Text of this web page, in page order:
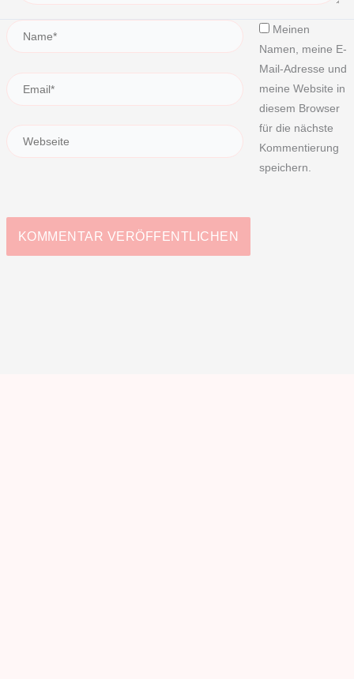
Meinen
Namen, meine E-
Mail-Adresse und
meine Website in
diesem Browser
für die nächste
Kommentierung
speichern.